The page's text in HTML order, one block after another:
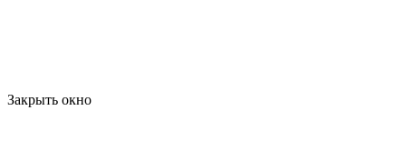
Закрыть окно